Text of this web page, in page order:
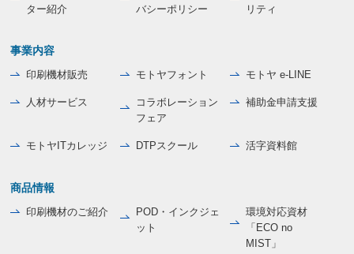
ター紹介
バシーポリシー
リティ
事業内容
印刷機材販売 モトヤフォント モトヤ e-LINE
人材サービス
コラボレーション
フェア
補助金申請支援
モトヤITカレッジ DTPスクール 活字資料館
商品情報
印刷機材のご紹介
POD・インクジェ
ット
環境対応資材
「ECO no
MIST」